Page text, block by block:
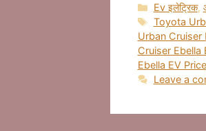
Categories
Ev इलेट्रिक,
Tags
Toyota
Urban Cruiser
Cruiser Ebella
Ebella EV Price
Leave a